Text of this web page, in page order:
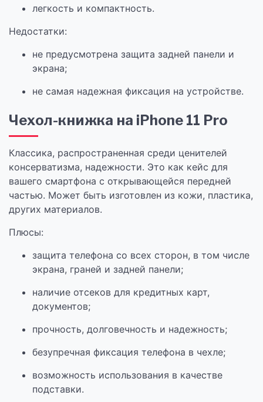
легкость и компактность.
Недостатки:
не предусмотрена защита задней панели и
экрана;
не самая надежная фиксация на устройстве.
Чехол-книжка на iPhone 11 Pro
Классика, распространенная среди ценителей
консерватизма, надежности. Это как кейс для
вашего смартфона с открывающейся передней
частью. Может быть изготовлен из кожи, пластика,
других материалов.
Плюсы:
защита телефона со всех сторон, в том числе
экрана, граней и задней панели;
наличие отсеков для кредитных карт,
документов;
прочность, долговечность и надежность;
безупречная фиксация телефона в чехле;
возможность использования в качестве
подставки.